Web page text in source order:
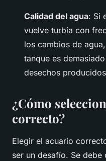
Calidad del agua: Si
vuelve turbia con
los cambios de
tanque es
desechos
¿Cómo
correcto?
Elegir el acuario
ser un desafío. Se